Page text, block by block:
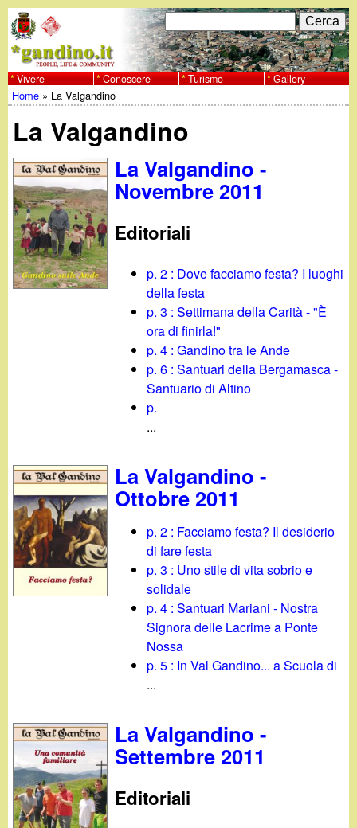
al
contenuto
principale
w
w
w
.
g
a
o
.
i
t
F
o
r
m
d
i
r
c
e
r
c
C
e
r
c
Vivere Conoscere Turismo Gallery
Tu
sei
qui
Home » La Valgandino
La Valgandino
La Valgandino -
Novembre 2011
Editoriali
p. 2 : Dove facciamo festa? I luoghi
della festa
p. 3 : Settimana della Carità - "È
ora di finirla!"
p. 4 : Gandino tra le Ande
p. 6 : Santuari della Bergamasca -
Santuario di Altino
p.
...
La Valgandino -
Ottobre 2011
p. 2 : Facciamo festa? Il desiderio
di fare festa
p. 3 : Uno stile di vita sobrio e
solidale
p. 4 : Santuari Mariani - Nostra
Signora delle Lacrime a Ponte
Nossa
p. 5 : In Val Gandino... a Scuola di
...
La Valgandino -
Settembre 2011
Editoriali